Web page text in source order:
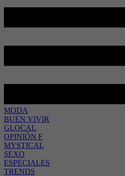
MODA
BUEN VIVIR
GLOCAL
OPINIÓN F
MYSTICAL
SEXO
ESPECIALES
TRENDS